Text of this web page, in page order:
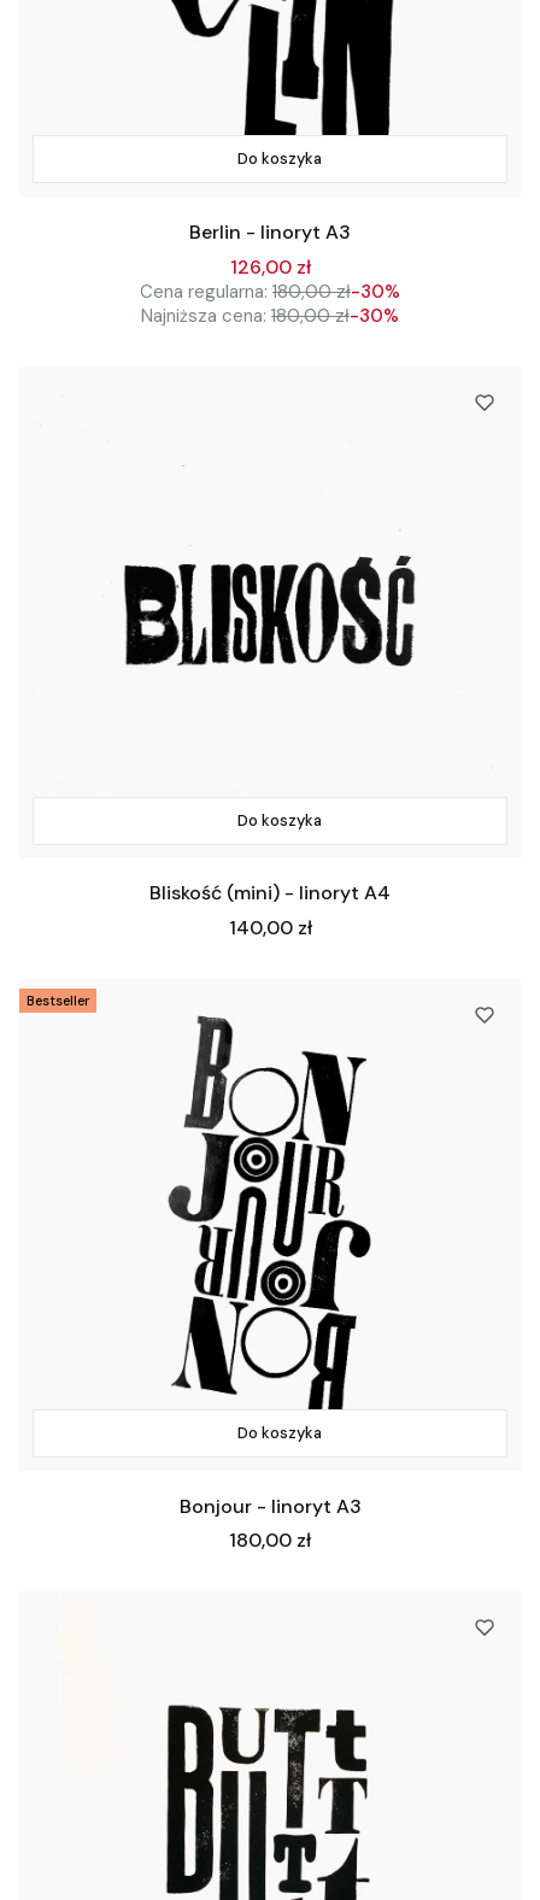
Do koszyka
Berlin - linoryt A3
126,00 zł
Cena regularna: 180,00 zł-30%
Najniższa cena: 180,00 zł-30%
Do koszyka
Bliskość (mini) - linoryt A4
Cena
140,00 zł
Bestseller
Do koszyka
Bonjour - linoryt A3
Cena
180,00 zł